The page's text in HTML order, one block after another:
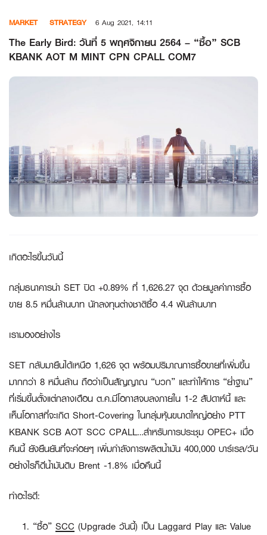
content
MARKET STRATEGY 6 Aug 2021, 14:11
The Early Bird: วันที่ 5 พฤศจิกายน 2564 – “ซื้อ” SCB
KBANK AOT M MINT CPN CPALL COM7
เกิดอะไรขึ้นวันนี้
กลุ่มธนาคารนำ SET ปิด +0.89% ที่ 1,626.27 จุด ด้วยมูลค่าการซื้อ
ขาย 8.5 หมื่นล้านบาท นักลงทุนต่างชาติซื้อ 4.4 พันล้านบาท
เรามองอย่างไร
SET กลับมายืนได้เหนือ 1,626 จุด พร้อมปริมาณการซื้อขายที่เพิ่มขึ้น
มากกว่า 8 หมื่นล้าน ถือว่าเป็นสัญญาณ “บวก” และทำให้การ “ย่ำฐาน”
ที่เริ่มขึ้นตั้งแต่กลางเดือน ต.ค.มีโอกาสจบลงภายใน 1-2 สัปดาห์นี้ และ
เห็นโอกาสที่จะเกิด Short-Covering ในกลุ่มหุ้นขนาดใหญ่อย่าง PTT
KBANK SCB AOT SCC CPALL…สำหรับการประชุม OPEC+ เมื่อ
คืนนี้ ยังยืนยันที่จะค่อยๆ เพิ่มกำลังการผลิตน้ำมัน 400,000 บาร์เรล/วัน
อย่างไรก็ดีน้ำมันดิบ Brent -1.8% เมื่อคืนนี้
ทำอะไรดี:
“ซื้อ” SCC (Upgrade วันนี้) เป็น Laggard Play และ Value